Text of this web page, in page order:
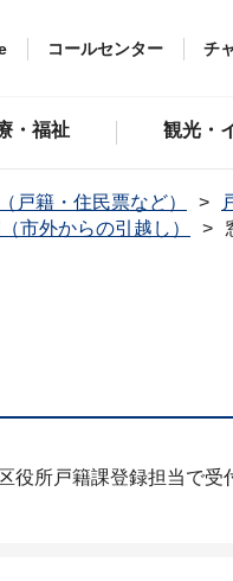
コールセンター チ
・福祉 観光・
戸籍・住民票など）
市外からの引越し）
所戸籍課登録担当で